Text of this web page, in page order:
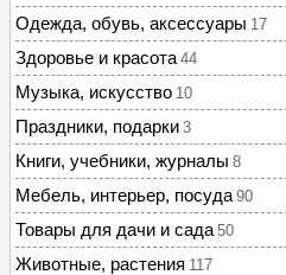
Одежда, обувь, аксессуары 17
Здоровье и красота 44
Музыка, искусство 10
Праздники, подарки 3
Книги, учебники, журналы 8
Мебель, интерьер, посуда 90
Товары для дачи и сада 50
Животные, растения 117